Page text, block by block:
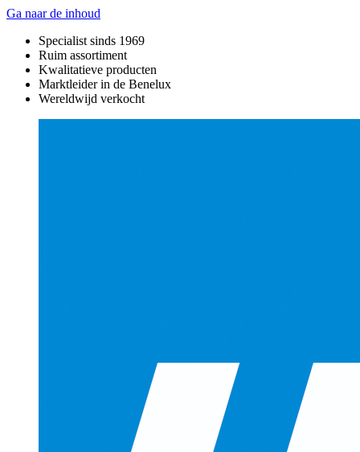
Ga naar de inhoud
Specialist sinds 1969
Ruim assortiment
Kwalitatieve producten
Marktleider in de Benelux
Wereldwijd verkocht